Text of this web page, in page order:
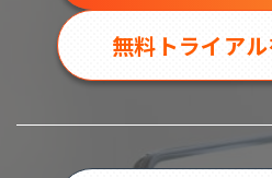
無料トライア